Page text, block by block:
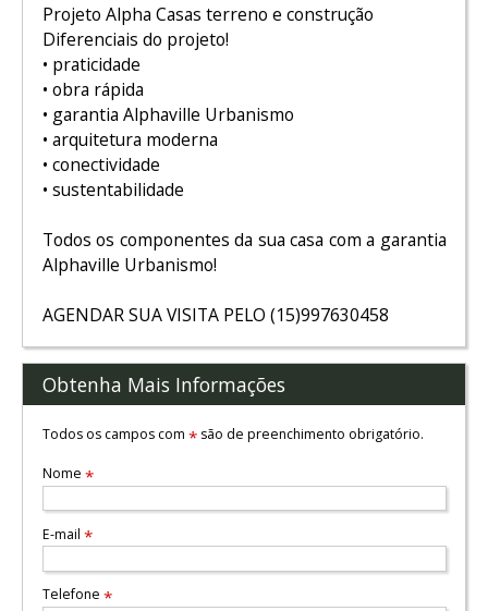
Projeto Alpha Casas terreno e construção
Diferenciais do projeto!
• praticidade
• obra rápida
• garantia Alphaville Urbanismo
• arquitetura moderna
• conectividade
• sustentabilidade
Todos os componentes da sua casa com a garantia
Alphaville Urbanismo!
AGENDAR SUA VISITA PELO (15)997630458
Obtenha Mais Informações
Todos os campos com *são de preenchimento obrigatório.
Nome *
E-mail *
Telefone *